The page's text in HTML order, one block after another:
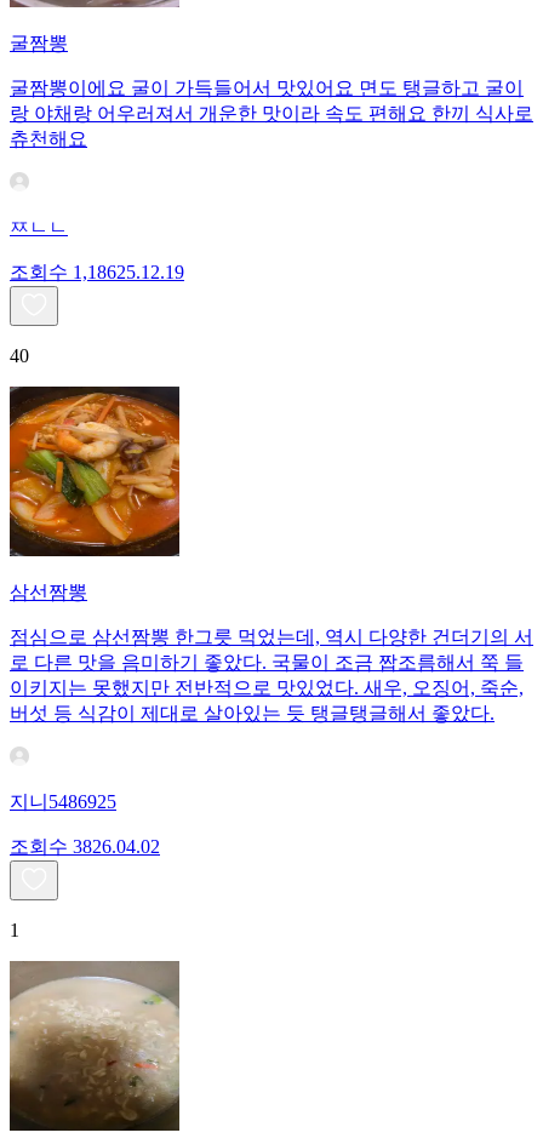
굴짬뽕
굴짬뽕이에요 굴이 가득들어서 맛있어요 면도 탱글하고 굴이
랑 야채랑 어우러져서 개운한 맛이라 속도 편해요 한끼 식사로
츄천해요
ㅉㄴㄴ
조회수 1,18625.12.19
40
삼선짬뽕
점심으로 삼선짬뽕 한그릇 먹었는데, 역시 다양한 건더기의 서
로 다른 맛을 음미하기 좋았다. 국물이 조금 짭조름해서 쭉 들
이키지는 못했지만 전반적으로 맛있었다. 새우, 오징어, 죽순,
버섯 등 식감이 제대로 살아있는 듯 탱글탱글해서 좋았다.
지니5486925
조회수 3826.04.02
1